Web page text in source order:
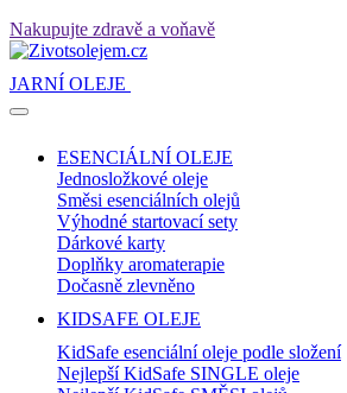
Nakupujte zdravě a voňavě
JARNÍ OLEJE
ESENCIÁLNÍ OLEJE
Jednosložkové oleje
Směsi esenciálních olejů
Výhodné startovací sety
Dárkové karty
Doplňky aromaterapie
Dočasně zlevněno
KIDSAFE OLEJE
KidSafe esenciální oleje podle složení
Nejlepší KidSafe SINGLE oleje